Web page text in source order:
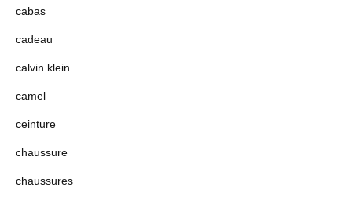
cabas
cadeau
calvin klein
camel
ceinture
chaussure
chaussures